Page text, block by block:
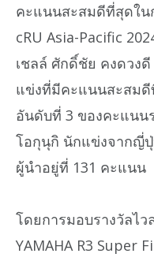
คะแนนสะสมดีที่สุดใน
cRU Asia-Pacific
เชลล์ ศักดิ์ชัย คงดวงดี
แข่งที่มีคะแนนสะสม
อันดับที่ 3 ของคะแนน
โอกุนุกิ นักแข่งจากญี่
ผู้นำอยู่ที่ 131 คะแนน
โดยการมอบรางวัลไ
YAMAHA R3 Super